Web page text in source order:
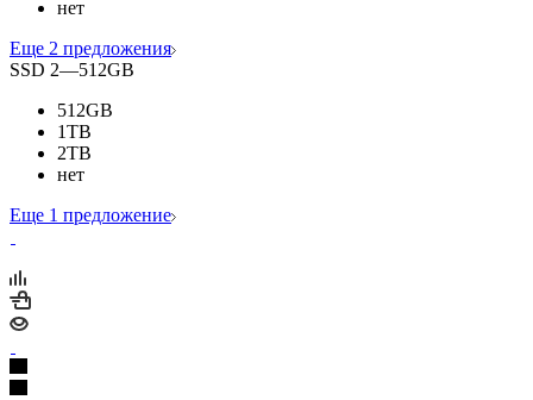
нет
Еще 2 предложения
SSD 2—512GB
512GB
1TB
2TB
нет
Еще 1 предложение